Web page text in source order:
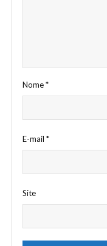
Nome*
E-mail *
Site